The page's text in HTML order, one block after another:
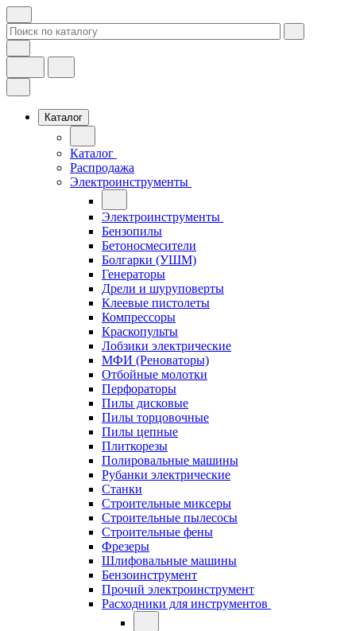
Каталог
Каталог
Распродажа
Электроинструменты
Электроинструменты
Бензопилы
Бетоносмесители
Болгарки (УШМ)
Генераторы
Дрели и шуруповерты
Клеевые пистолеты
Компрессоры
Краскопульты
Лобзики электрические
МФИ (Реноваторы)
Отбойные молотки
Перфораторы
Пилы дисковые
Пилы торцовочные
Пилы цепные
Плиткорезы
Полировальные машины
Рубанки электрические
Станки
Строительные миксеры
Строительные пылесосы
Строительные фены
Фрезеры
Шлифовальные машины
Бензоинструмент
Прочий электроинструмент
Расходники для инструментов